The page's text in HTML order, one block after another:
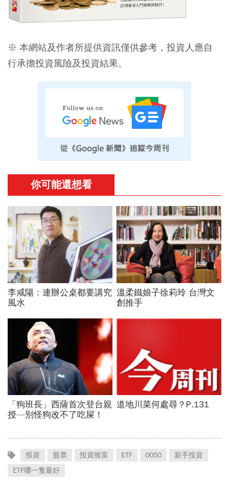
※ 本網站及作者所提供資訊僅供參考，投資人應自
行承擔投資風險及投資結果。
投資 股票 投資致富 ETF 0050
新手投資
ETF哪一隻最好